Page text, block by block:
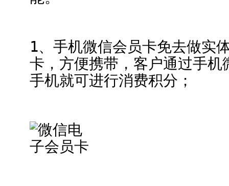
1、手机微信会员卡免去做实
卡，方便携带，客户通过手
手机就可进行消费积分；